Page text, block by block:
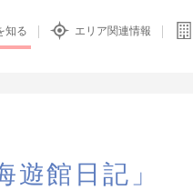
知る エリア関連情報
遊館日記」